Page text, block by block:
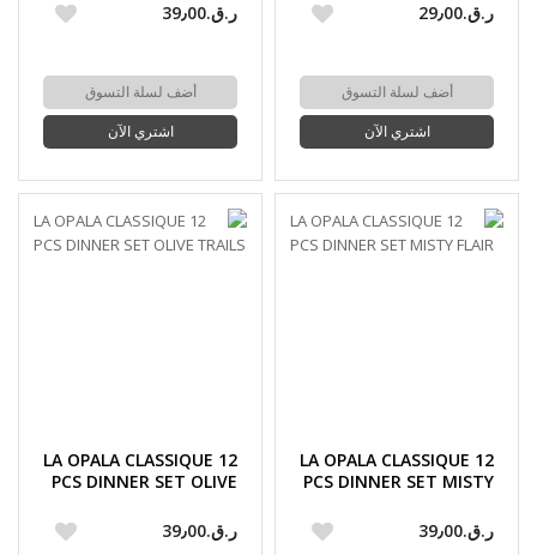
ر.ق.‏29٫00
أضف لسلة التسوق
اشتري الآن
ر.ق.‏39٫00
أضف لسلة التسوق
اشتري الآن
LA OPALA CLASSIQUE 12
PCS DINNER SET MISTY
ر.ق.‏39٫00
LA OPALA CLASSIQUE 12
PCS DINNER SET OLIVE
ر.ق.‏39٫00